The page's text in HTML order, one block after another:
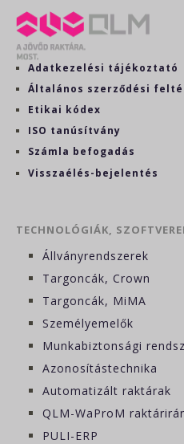
Adatkezelési tájékoztató
Általános szerződési
Etikai kódex
ISO tanúsítvány
Számla befogadás
Visszaélés-bejelentés
TECHNOLÓGIÁK,
Állványrendszerek
Targoncák, Crown
Targoncák, MiMA
Személyemelők
Munkabiztonsági
Azonosítástechnika
Automatizált raktárak
QLM-WaProM
PULI-ERP